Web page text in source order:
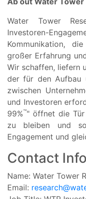
Water Tower
Investoren-
Kommunikation,
großer Erfahrung
Wir schaffen, liefern
der für den Aufbau
zwischen
und Investoren
99%™" öffnet die
zu bleiben und
Engagement und
Contact
Name: Water Tower
Email: